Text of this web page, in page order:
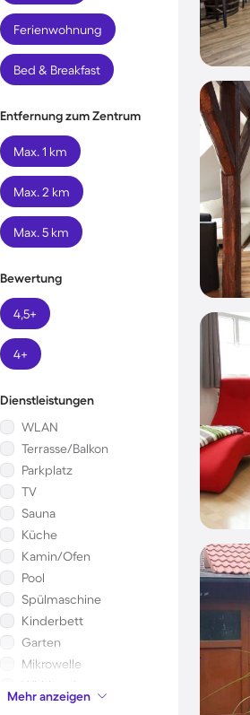
Ferienwohnung
Bed & Breakfast
Entfernung zum Zentrum
Max. 1 km
Max. 2 km
Max. 5 km
Bewertung
4,5+
4+
Dienstleistungen
WLAN
Terrasse/Balkon
Parkplatz
TV
Sauna
Küche
Kamin/Ofen
Pool
Spülmaschine
Kinderbett
Garten
Mikrowelle
Whirlpool
Waschmaschine
Mehr anzeigen